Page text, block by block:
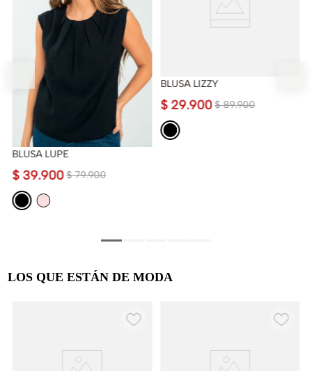
BLUSA LUPE
$ 79.900
$ 39.900
BLUSA LIZZY
$ 89.900
$ 29.900
LOS QUE ESTÁN DE MODA